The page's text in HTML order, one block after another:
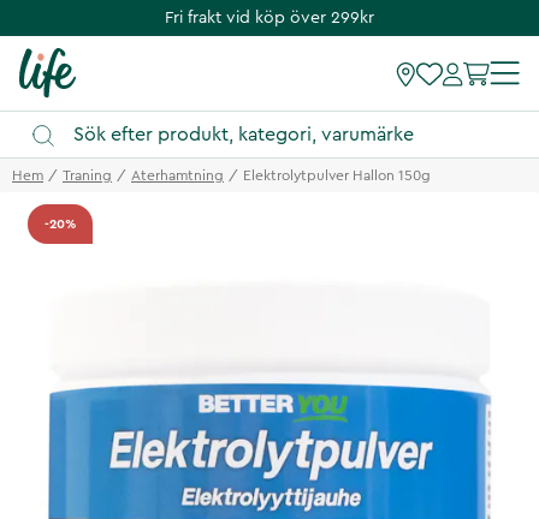
Fri frakt vid köp över 299kr
Hem Traning Aterhamtning Elektrolytpulver Hallon 150g
-20%